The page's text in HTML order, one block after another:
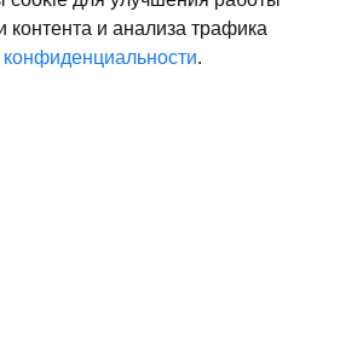
контента и анализа трафика
конфиденциальности.